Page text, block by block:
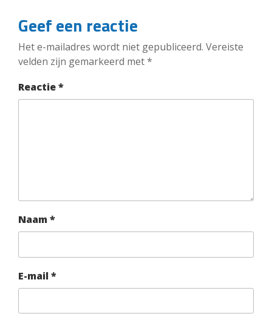
Geef een reactie
Het e-mailadres wordt niet gepubliceerd. Vereiste
velden zijn gemarkeerd met*
Reactie*
Naam *
E-mail *